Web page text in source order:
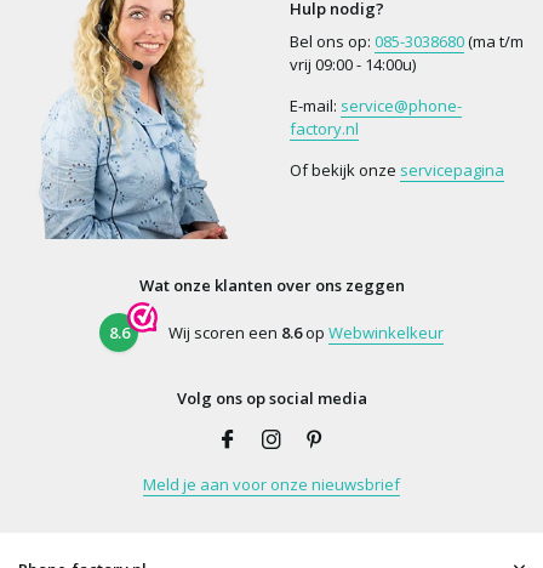
Hulp nodig?
Bel ons op: 085-3038680(ma t/m
vrij 09:00 - 14:00u)
E-mail: service@phone-
factory.nl
Of bekijk onze servicepagina
Wat onze klanten over ons zeggen
8.6 Wij scoren een 8.6op Webwinkelkeur
Volg ons op social media
Meld je aan voor onze nieuwsbrief